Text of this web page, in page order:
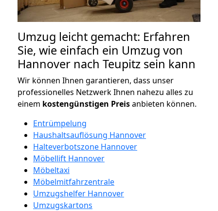
Umzug leicht gemacht: Erfahren
Sie, wie einfach ein Umzug von
Hannover nach Teupitz sein kann
Wir können Ihnen garantieren, dass unser
professionelles Netzwerk Ihnen nahezu alles zu
einem kostengünstigen Preisanbieten können.
Entrümpelung
Haushaltsauflösung Hannover
Halteverbotszone Hannover
Möbellift Hannover
Möbeltaxi
Möbelmitfahrzentrale
Umzugshelfer Hannover
Umzugskartons